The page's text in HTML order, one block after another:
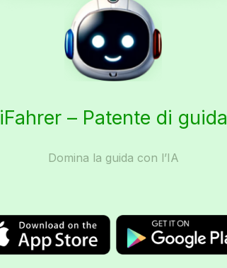
iFahrer – Patente di guida
Domina la guida con l’IA